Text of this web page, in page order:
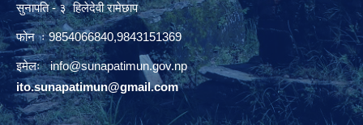
सुनापति - ३ हिलेदेवी रामेछाप
फोन ः 9854066840,9843151369
इमेलः info@sunapatimun.gov.np
ito.sunapatimun@gmail.com